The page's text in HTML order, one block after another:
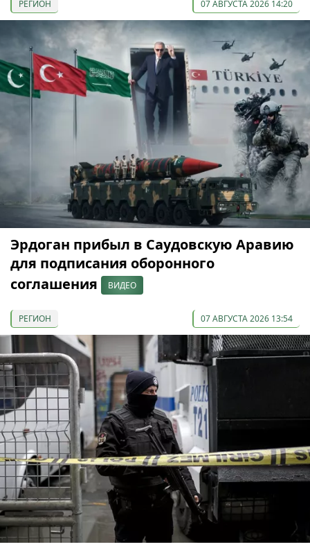
РЕГИОН 07 АВГУСТА 2026 14:20
Эрдоган прибыл в Саудовскую Аравию
для подписания оборонного
соглашения
ВИДЕО
РЕГИОН 07 АВГУСТА 2026 13:54